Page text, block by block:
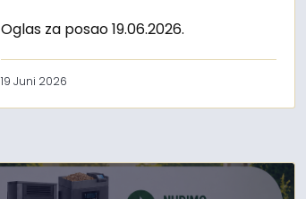
Oglas za posao 19.06.2026.
19 Juni 2026